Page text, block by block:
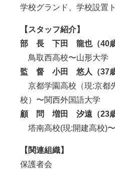
学校グランド、学校設置
【スタッフ紹介】
部 長 下田 龍也（40歳
鳥取西高校〜山形大学
監 督 小田 悠人（37歳
京都学園高校（現:京都
校）〜関西外国語大学
顧 問 増田 汐遠（23歳
塔南高校(現:開建高校)
【関連組織】
保護者会